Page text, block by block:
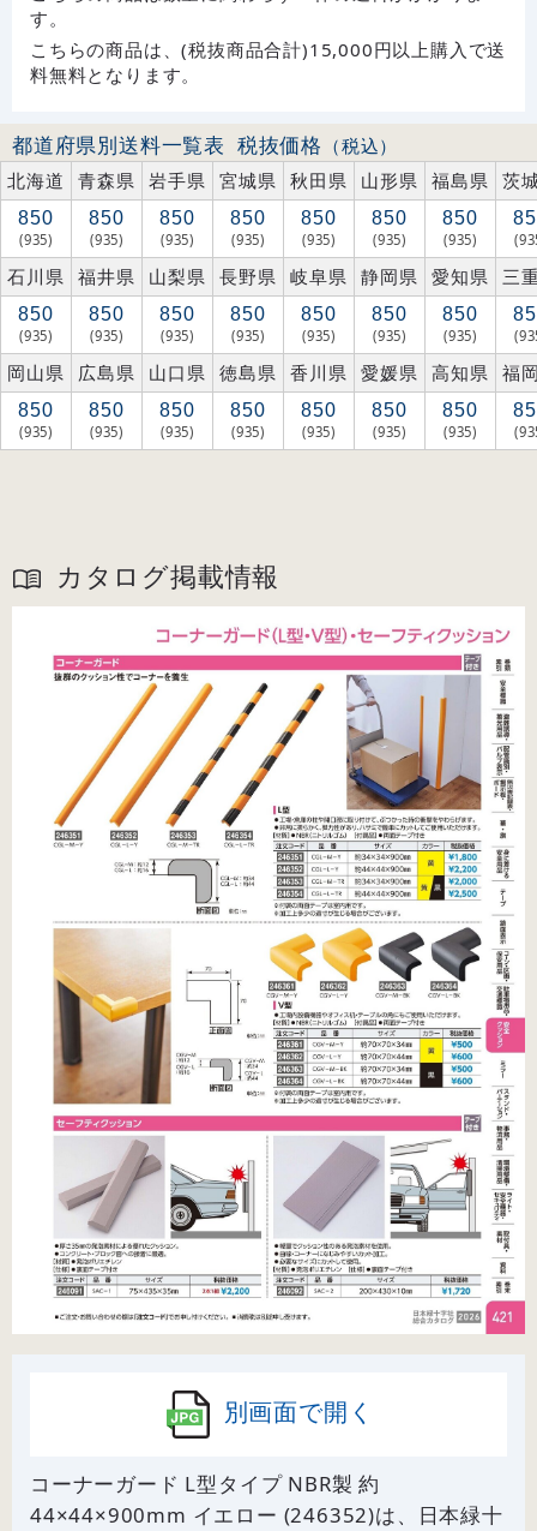
す。
こちらの商品は、(税抜商品合計)15,000円以上購入で送
料無料となります。
都道府県別送料一覧表 税抜価格 （税込）
北海道
青森県 岩手県 宮城県 秋田県 山形県 福島県 茨
850
(935)
850
(935)
850
(935)
850
(935)
850
(935)
850
(935)
850
(935)
石川県 福井県 山梨県 長野県 岐阜県 静岡県 愛知県 三
850
(935)
850
(935)
850
(935)
850
(935)
850
(935)
850
(935)
850
(935)
岡山県 広島県 山口県 徳島県 香川県 愛媛県 高知県 福
850
(935)
850
(935)
850
(935)
850
(935)
850
(935)
850
(935)
850
(935)
カタログ掲載情報
別画面で開く
コーナーガード L型タイプ NBR製 約
44×44×900mm イエロー (246352)は、日本緑十